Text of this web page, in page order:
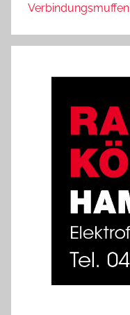
Verbindungsmuffen